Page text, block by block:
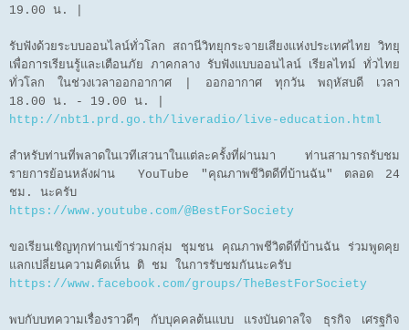
19.00 น. |
รับฟังด้วยระบบออนไลน์ทั่วโลก สถานีวิทยุกระจายเสียงแห่งประเทศไทย วิทยุ
เพื่อการเรียนรู้และเตือนภัย ภาคกลาง รับฟังแบบออนไลน์ เรียลไทม์ ทั่วไทย
ทั่วโลก ในช่วงเวลาออกอากาศ | ออกอากาศ ทุกวัน พฤหัสบดี เวลา
18.00 น. - 19.00 น. |
http://nbt1.prd.go.th/liveradio/live-education.html
สำหรับท่านที่พลาดในเวทีเสวนาในแต่ละครั้งที่ผ่านมา ท่านสามารถรับชม
รายการย้อนหลังผ่าน YouTube "คุณภาพชีวิตดีที่บ้านฉัน" ตลอด 24
ชม. นะครับ
https://www.youtube.com/@BestForSociety
ขอเรียนเชิญทุกท่านเข้าร่วมกลุ่ม ชุมชน คุณภาพชีวิตดีที่บ้านฉัน ร่วมพูดคุย
แลกเปลี่ยนความคิดเห็น ติ ชม ในการรับชมกันนะครับ
https://www.facebook.com/groups/TheBestForSociety
พบกับบทความเรื่องราวดีๆ กับบุคคลต้นแบบ แรงบันดาลใจ ธุรกิจ เศรฐกิจ